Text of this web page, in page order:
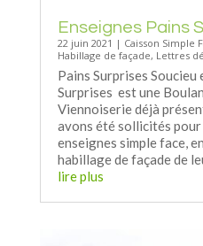
Enseignes Pains
22 juin 2021 | Caisson Simple
Habillage de façade, Lettres
Pains Surprises
Surprises est une
Viennoiserie déjà
avons été sollicités
enseignes simple face,
habillage de façade de
lire plus